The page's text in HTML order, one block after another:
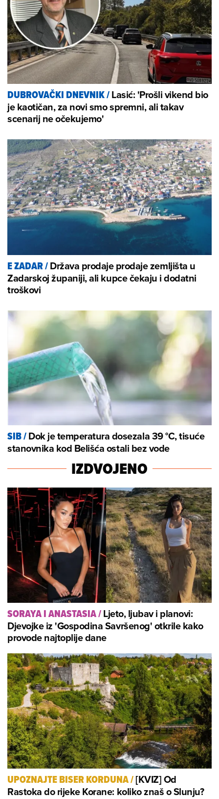
DUBROVAČKI DNEVNIK/Lasić: 'Prošli vikend bio
je kaotičan, za novi smo spremni, ali takav
scenarij ne očekujemo'
E ZADAR/Država prodaje prodaje zemljišta u
Zadarskoj županiji, ali kupce čekaju i dodatni
troškovi
SIB/Dok je temperatura dosezala 39 °C, tisuće
stanovnika kod Belišća ostali bez vode
IZDVOJENO
SORAYA I ANASTASIA/Ljeto, ljubav i planovi:
Djevojke iz 'Gospodina Savršenog' otkrile kako
provode najtoplije dane
UPOZNAJTE BISER KORDUNA/[KVIZ] Od
Rastoka do rijeke Korane: koliko znaš o Slunju?